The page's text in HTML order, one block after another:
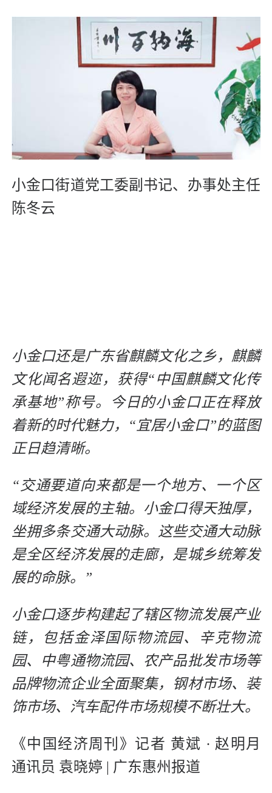
小金口街道党工委副书记、办事处主任
陈冬云
小金口还是广东省麒麟文化之乡，麒麟
文化闻名遐迩，获得“中国麒麟文化传
承基地”称号。今日的小金口正在释放
着新的时代魅力，“宜居小金口”的蓝图
正日趋清晰。
“交通要道向来都是一个地方、一个区
域经济发展的主轴。小金口得天独厚，
坐拥多条交通大动脉。这些交通大动脉
是全区经济发展的走廊，是城乡统筹发
展的命脉。”
小金口逐步构建起了辖区物流发展产业
链，包括金泽国际物流园、辛克物流
园、中粤通物流园、农产品批发市场等
品牌物流企业全面聚集，钢材市场、装
饰市场、汽车配件市场规模不断壮大。
《中国经济周刊》记者 黄斌 · 赵明月
通讯员 袁晓婷 | 广东惠州报道